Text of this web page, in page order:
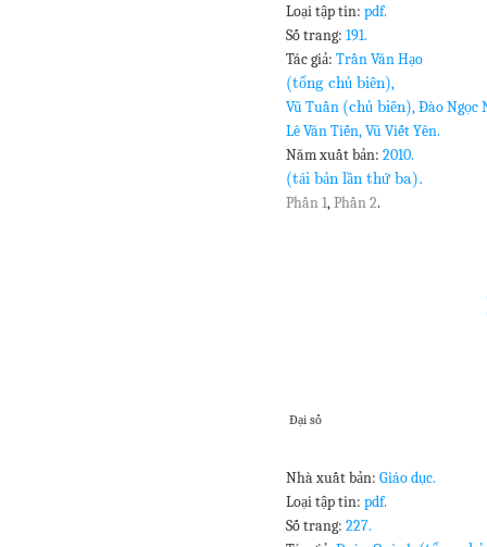
Loại tập tin: pdf.
Số trang: 191.
Tác giả: Trần Văn Hạo
(tổng chủ biên),
Vũ Tuấn (chủ biên), Đào Ngọc
Lê Văn Tiến, Vũ Viết Yên.
Năm xuất bản: 2010.
(tái bản lần thứ ba).
Phần 1,Phần 2.
Đại số
Nhà xuất bản: Giáo dục.
Loại tập tin: pdf.
Số trang: 227.